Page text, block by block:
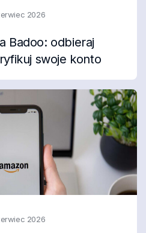
2026
Badoo: odbieraj
swoje konto
2026